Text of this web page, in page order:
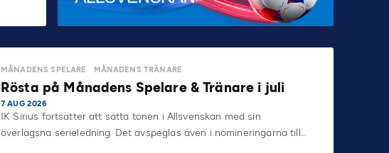
MÅNADENS SPELARE MÅNADENS TRÄNARE
Rösta på Månadens Spelare & Tränare i juli
7 AUG 2026
IK Sirius fortsätter att sätta tonen i Allsvenskan med sin
överlägsna serieledning. Det avspeglas även i nomineringarna till…